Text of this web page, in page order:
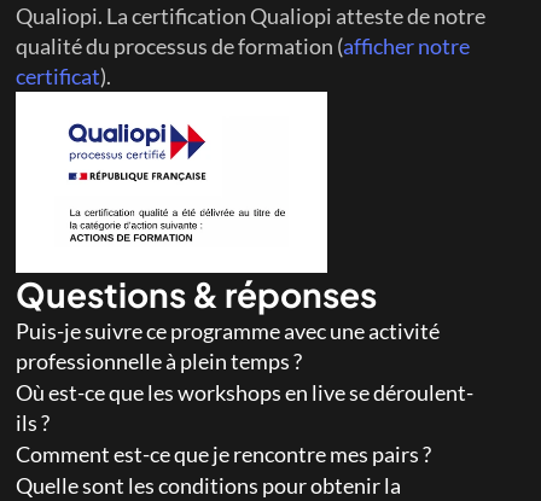
Qualiopi. La certification Qualiopi atteste de notre
qualité du processus de formation (afficher notre
certificat).
Questions & réponses
Puis-je suivre ce programme avec une activité
professionnelle à plein temps ?
Où est-ce que les workshops en live se déroulent-
ils ?
Comment est-ce que je rencontre mes pairs ?
Quelle sont les conditions pour obtenir la